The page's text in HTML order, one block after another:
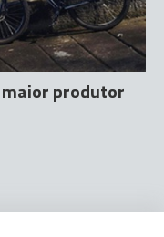
produtor